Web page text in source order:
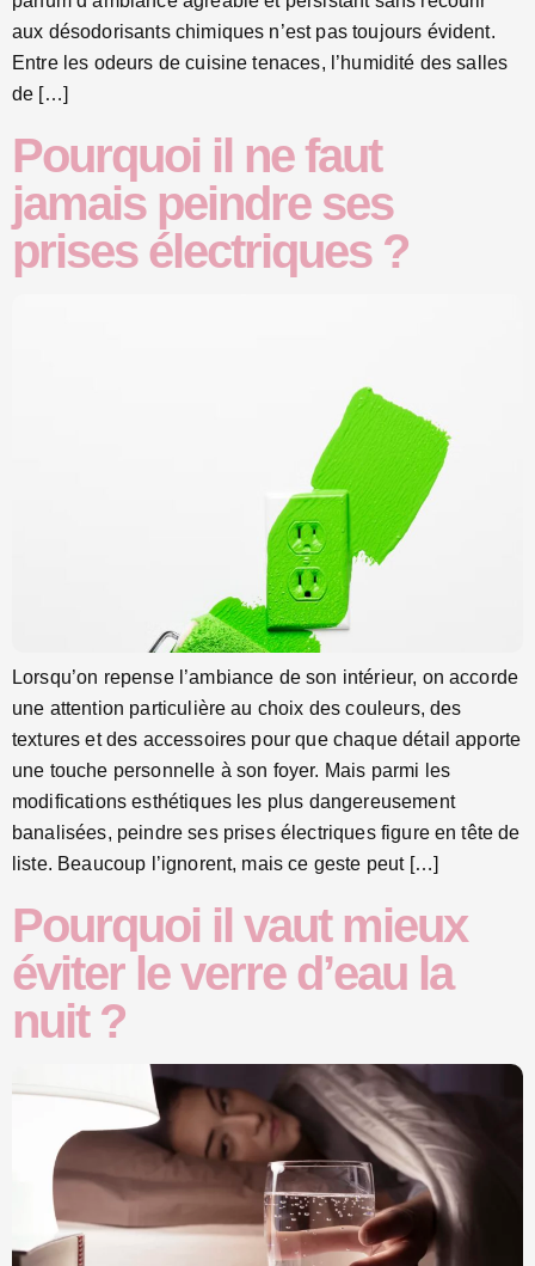
aux désodorisants chimiques n’est pas toujours évident.
Entre les odeurs de cuisine tenaces, l’humidité des salles
de […]
Pourquoi il ne faut
jamais peindre ses
prises électriques ?
Lorsqu’on repense l’ambiance de son intérieur, on accorde
une attention particulière au choix des couleurs, des
textures et des accessoires pour que chaque détail apporte
une touche personnelle à son foyer. Mais parmi les
modifications esthétiques les plus dangereusement
banalisées, peindre ses prises électriques figure en tête de
liste. Beaucoup l’ignorent, mais ce geste peut […]
Pourquoi il vaut mieux
éviter le verre d’eau la
nuit ?